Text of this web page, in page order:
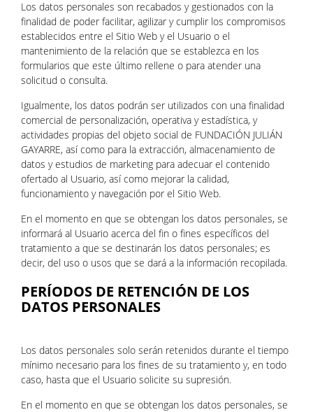
Los datos personales son recabados y gestionados con la
finalidad de poder facilitar, agilizar y cumplir los compromisos
establecidos entre el Sitio Web y el Usuario o el
mantenimiento de la relación que se establezca en los
formularios que este último rellene o para atender una
solicitud o consulta.
Igualmente, los datos podrán ser utilizados con una finalidad
comercial de personalización, operativa y estadística, y
actividades propias del objeto social de FUNDACIÓN JULIÁN
GAYARRE, así como para la extracción, almacenamiento de
datos y estudios de marketing para adecuar el contenido
ofertado al Usuario, así como mejorar la calidad,
funcionamiento y navegación por el Sitio Web.
En el momento en que se obtengan los datos personales, se
informará al Usuario acerca del fin o fines específicos del
tratamiento a que se destinarán los datos personales; es
decir, del uso o usos que se dará a la información recopilada.
PERÍODOS DE RETENCIÓN DE LOS
DATOS PERSONALES
Los datos personales solo serán retenidos durante el tiempo
mínimo necesario para los fines de su tratamiento y, en todo
caso, hasta que el Usuario solicite su supresión.
En el momento en que se obtengan los datos personales, se